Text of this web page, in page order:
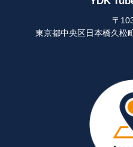
〒
東京都中央区日本橋久松